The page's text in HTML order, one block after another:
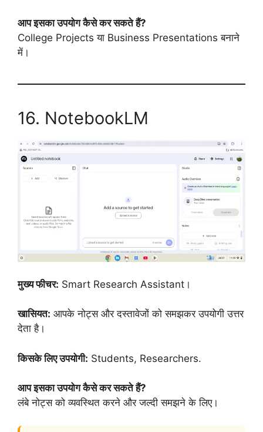
आप इसका उपयोग कैसे कर सकते हैं?
College Projects या Business Presentations बनाने
में।
16. NotebookLM
मुख्य फीचर: Smart Research Assistant।
खासियत: आपके नोट्स और दस्तावेजों को समझकर उपयोगी उत्तर
देता है।
किसके लिए उपयोगी: Students, Researchers.
आप इसका उपयोग कैसे कर सकते हैं?
लंबे नोट्स को व्यवस्थित करने और जल्दी समझने के लिए।